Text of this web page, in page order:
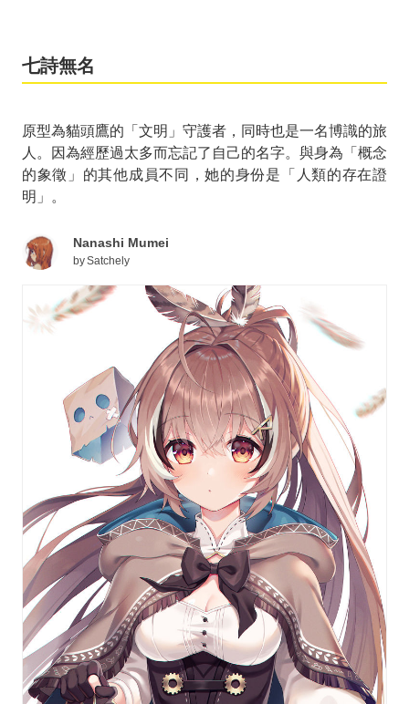
七詩無名
原型為貓頭鷹的「文明」守護者，同時也是一名博識的旅
人。因為經歷過太多而忘記了自己的名字。與身為「概念
的象徵」的其他成員不同，她的身份是「人類的存在證
明」。
Nanashi Mumei
bySatchely